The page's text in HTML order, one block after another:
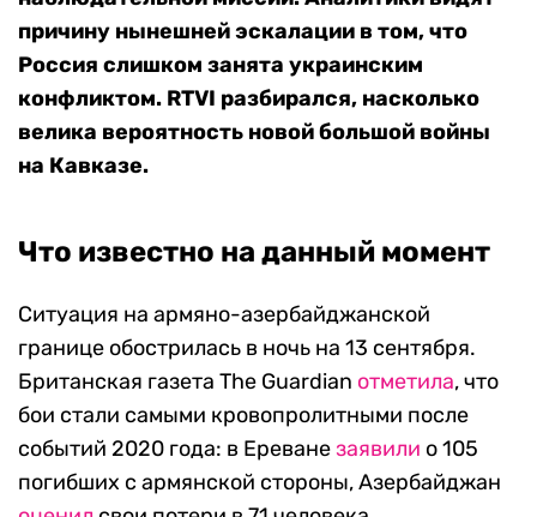
причину нынешней эскалации в том, что
Россия слишком занята украинским
конфликтом. RTVI разбирался, насколько
велика вероятность новой большой войны
на Кавказе.
Что известно на данный момент
Ситуация на армяно-азербайджанской
границе обострилась в ночь на 13 сентября.
Британская газета The Guardian отметила, что
бои стали самыми кровопролитными после
событий 2020 года: в Ереванезаявили о 105
погибших с армянской стороны, Азербайджан